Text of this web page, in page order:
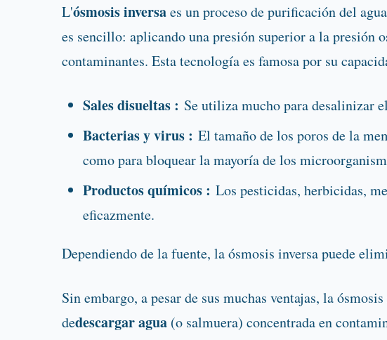
L'ósmosis inversaes un proceso de purificación del
es sencillo: aplicando una presión superior a la presión
contaminantes. Esta tecnología es famosa por su
Sales disueltas : Se utiliza mucho para desalinizar
Bacterias y virus : El tamaño de los poros de la
como para bloquear la mayoría de los
Productos químicos : Los pesticidas, herbicidas,
eficazmente.
Dependiendo de la fuente, la ósmosis inversa puede
Sin embargo, a pesar de sus muchas ventajas, la
dedescargar agua (o salmuera) concentrada en